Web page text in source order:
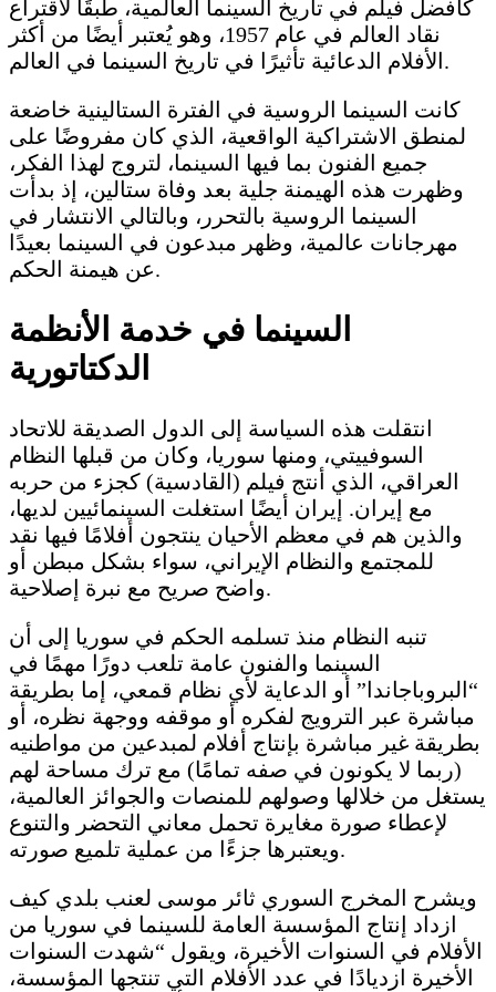
كأفضل فيلم في تاريخ السينما العالمية، طبقًا لاقتراع
نقاد العالم في عام 1957، وهو يُعتبر أيضًا من أكثر
الأفلام الدعائية تأثيرًا في تاريخ السينما في العالم.
كانت السينما الروسية في الفترة الستالينية خاضعة
لمنطق الاشتراكية الواقعية، الذي كان مفروضًا على
جميع الفنون بما فيها السينما، لتروج لهذا الفكر،
وظهرت هذه الهيمنة جلية بعد وفاة ستالين، إذ بدأت
السينما الروسية بالتحرر، وبالتالي الانتشار في
مهرجانات عالمية، وظهر مبدعون في السينما بعيدًا
عن هيمنة الحكم.
السينما في خدمة الأنظمة
الدكتاتورية
انتقلت هذه السياسة إلى الدول الصديقة للاتحاد
السوفييتي، ومنها سوريا، وكان من قبلها النظام
العراقي، الذي أنتج فيلم (القادسية) كجزء من حربه
مع إيران. إيران أيضًا استغلت السينمائيين لديها،
والذين هم في معظم الأحيان ينتجون أفلامًا فيها نقد
للمجتمع والنظام الإيراني، سواء بشكل مبطن أو
واضح صريح مع نبرة إصلاحية.
تنبه النظام منذ تسلمه الحكم في سوريا إلى أن
السينما والفنون عامة تلعب دورًا مهمًا في
“البروباجاندا” أو الدعاية لأي نظام قمعي، إما بطريقة
مباشرة عبر الترويج لفكره أو موقفه ووجهة نظره، أو
بطريقة غير مباشرة بإنتاج أفلام لمبدعين من مواطنيه
(ربما لا يكونون في صفه تمامًا) مع ترك مساحة لهم
يستغل من خلالها وصولهم للمنصات والجوائز العالمية،
لإعطاء صورة مغايرة تحمل معاني التحضر والتنوع
ويعتبرها جزءًا من عملية تلميع صورته.
ويشرح المخرج السوري ثائر موسى لعنب بلدي كيف
ازداد إنتاج المؤسسة العامة للسينما في سوريا من
الأفلام في السنوات الأخيرة، ويقول “شهدت السنوات
الأخيرة ازديادًا في عدد الأفلام التي تنتجها المؤسسة،